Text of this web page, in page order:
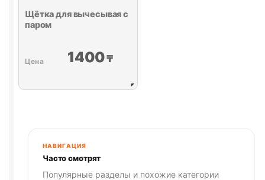
Щётка для вычесывая с
паром
1400₸
НАВИГАЦИЯ
Часто смотрят
Популярные разделы и похожие категории